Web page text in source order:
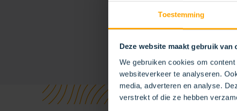
Toestemming
Deze website maakt gebruik van
We gebruiken cookies om
websiteverkeer te analyseren.
media, adverteren en analyse.
verstrekt of die ze hebben